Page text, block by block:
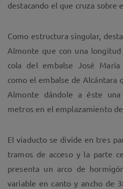
destacando el que cruza sobre
Como estructura singular,
Almonte que con una
cola del embalse José
como el embalse de
Almonte dándole a éste
metros en el emplazamiento
El viaducto se divide en tres
tramos de acceso y la parte
presenta un arco de
variable en canto y ancho de